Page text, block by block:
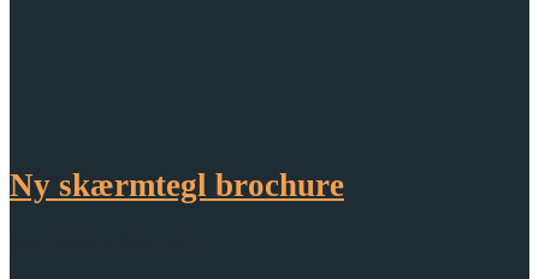
Ny skærmtegl brochure